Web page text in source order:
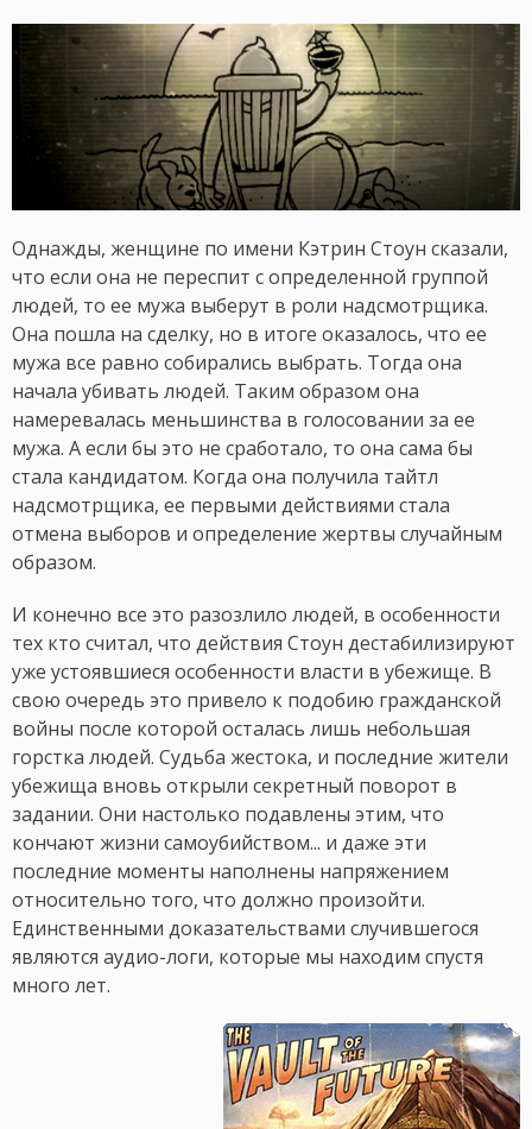
Однажды, женщине по имени Кэтрин Стоун сказали,
что если она не переспит с определенной группой
людей, то ее мужа выберут в роли надсмотрщика.
Она пошла на сделку, но в итоге оказалось, что ее
мужа все равно собирались выбрать. Тогда она
начала убивать людей. Таким образом она
намеревалась меньшинства в голосовании за ее
мужа. А если бы это не сработало, то она сама бы
стала кандидатом. Когда она получила тайтл
надсмотрщика, ее первыми действиями стала
отмена выборов и определение жертвы случайным
образом.
И конечно все это разозлило людей, в особенности
тех кто считал, что действия Стоун дестабилизируют
уже устоявшиеся особенности власти в убежище. В
свою очередь это привело к подобию гражданской
войны после которой осталась лишь небольшая
горстка людей. Судьба жестока, и последние жители
убежища вновь открыли секретный поворот в
задании. Они настолько подавлены этим, что
кончают жизни самоубийством... и даже эти
последние моменты наполнены напряжением
относительно того, что должно произойти.
Единственными доказательствами случившегося
являются аудио-логи, которые мы находим спустя
много лет.